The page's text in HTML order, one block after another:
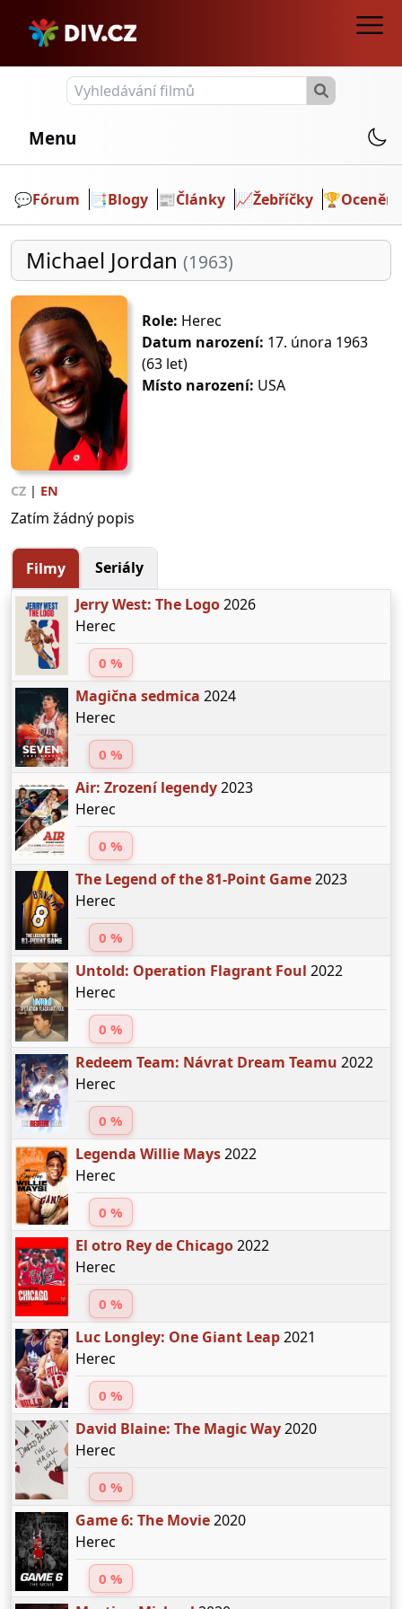
Menu
💬️Fórum 📑Blogy 📰Články 📈Žebříčky 🏆Ocenění
Michael Jordan (1963)
Role: Herec
Datum narození: 17. února 1963
(63 let)
Místo narození: USA
CZ | EN
Zatím žádný popis
Filmy
Seriály
Jerry West: The Logo2026
Herec
0 %
Magična sedmica 2024
Herec
0 %
Air: Zrození legendy2023
Herec
0 %
The Legend of the 81-Point Game2023
Herec
0 %
Untold: Operation Flagrant Foul 2022
Herec
0 %
Redeem Team: Návrat Dream Teamu 2022
Herec
0 %
Legenda Willie Mays2022
Herec
0 %
El otro Rey de Chicago2022
Herec
0 %
Luc Longley: One Giant Leap2021
Herec
0 %
David Blaine: The Magic Way2020
Herec
0 %
Game 6: The Movie2020
Herec
0 %